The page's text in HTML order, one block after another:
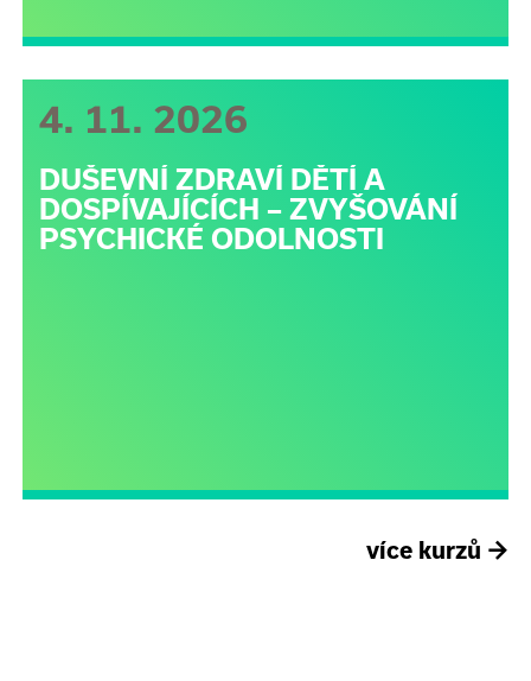
4. 11. 2026
DUŠEVNÍ ZDRAVÍ DĚTÍ A
DOSPÍVAJÍCÍCH – ZVYŠOVÁNÍ
PSYCHICKÉ ODOLNOSTI
více kurzů →